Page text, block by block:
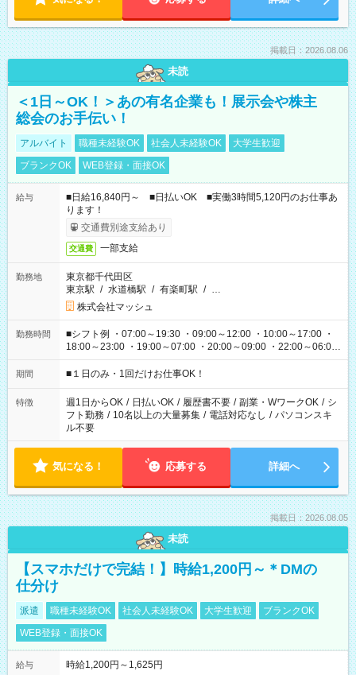
掲載日：2026.08.06
未読
＜1日～OK！＞あの有名企業も！展示会や株主
総会のお手伝い！
アルバイト 職種未経験OK 社会人未経験OK
大学生歓迎
ブランクOK
WEB登録・面接OK
給与
■日給16,840円～ ■日払いOK ■実働3時間5,120円のお仕事あ
ります！
交通費別途支給あり
交通費 一部支給
勤務地
東京都千代田区
東京駅 / 水道橋駅 / 有楽町駅 / …
株式会社マッシュ
勤務時間
■シフト例 ・07:00～19:30 ・09:00～12:00 ・10:00～17:00 ・
18:00～23:00 ・19:00～07:00 ・20:00～09:00 ・22:00～06:00
etc ★最短で3時間で5,120円のお仕事から 15時間で2万円近く稼
げるお仕事も！ ご希望のお時間に合わせてご紹介！ ※シフトは
ください！
期間 ■１日のみ・1回だけお仕事OK！
特徴 週1日からOK / 日払いOK / 履歴書不要 / 副業・WワークOK / シ
フト勤務 / 10名以上の大量募集 / 電話対応なし / パソコンスキ
ル不要
気になる！ 応募する 詳細へ
掲載日：2026.08.05
未読
【スマホだけで完結！】時給1,200円～＊DMの
仕分け
派遣 職種未経験OK 社会人未経験OK 大学生歓迎
ブランクOK
WEB登録・面接OK
給与 時給1,200円～1,625円